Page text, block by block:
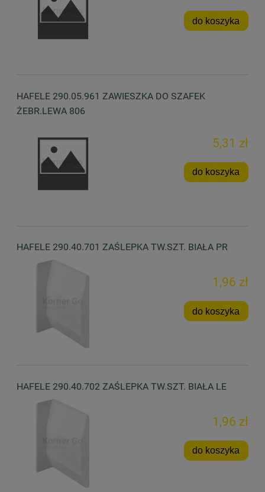
do koszyka
HAFELE 290.05.961 ZAWIESZKA DO SZAFEK
ŻEBR.LEWA 806
5,31 zł
do koszyka
HAFELE 290.40.701 ZAŚLEPKA TW.SZT. BIAŁA PR
1,96 zł
do koszyka
HAFELE 290.40.702 ZAŚLEPKA TW.SZT. BIAŁA LE
1,96 zł
do koszyka